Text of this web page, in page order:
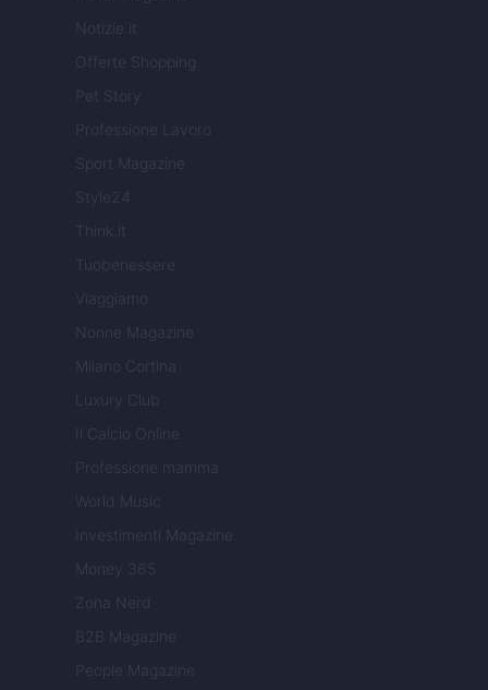
Notizie.it
Offerte Shopping
Pet Story
Professione Lavoro
Sport Magazine
Style24
Think.it
Tuobenessere
Viaggiamo
Nonne Magazine
Milano Cortina
Luxury Club
Il Calcio Online
Professione mamma
World Music
Investimenti Magazine
Money 365
Zona Nerd
B2B Magazine
People Magazine